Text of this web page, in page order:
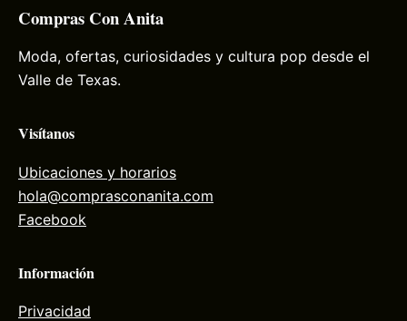
Compras Con Anita
Moda, ofertas, curiosidades y cultura pop desde el
Valle de Texas.
Visítanos
Ubicaciones y horarios
hola@comprasconanita.com
Facebook
Información
Privacidad